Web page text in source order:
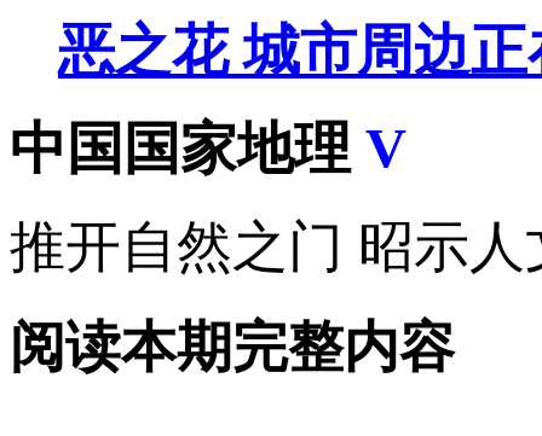
恶之花 城市周边
中国国家地理 V
推开自然之门 昭示人
阅读本期完整内容